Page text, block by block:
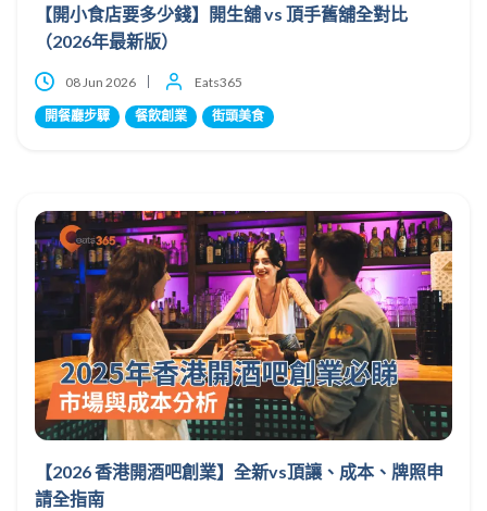
【開小食店要多少錢】開生舖 vs 頂手舊舖全對比
（2026年最新版）
08 Jun 2026 Eats365
開餐廳步驟 餐飲創業 街頭美食
【2026 香港開酒吧創業】全新vs頂讓、成本、牌照申
請全指南